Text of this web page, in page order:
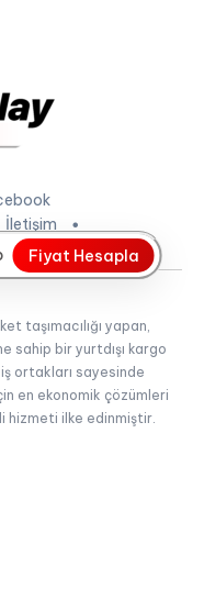
Fiyat Hesapla
İletişim
taşımacılığı yapan,
sahip bir yurtdışı kargo
ortakları sayesinde
en ekonomik çözümleri
hizmeti ilke edinmiştir.